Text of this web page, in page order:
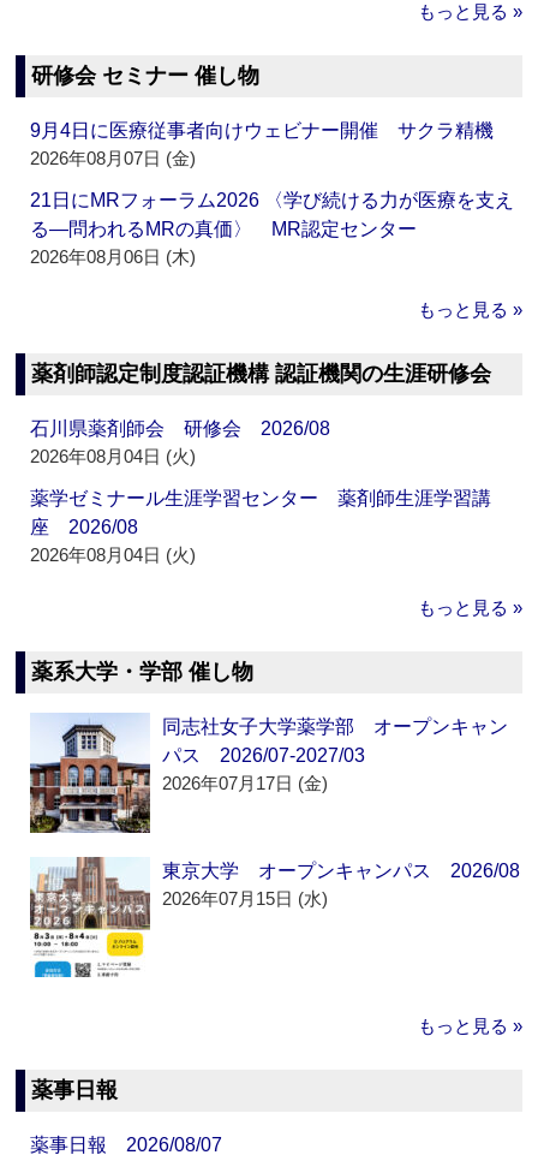
もっと見る »
研修会 セミナー 催し物
9月4日に医療従事者向けウェビナー開催 サクラ精機
2026年08月07日 (金)
21日にMRフォーラム2026 〈学び続ける力が医療を支え
る―問われるMRの真価〉 MR認定センター
2026年08月06日 (木)
もっと見る »
薬剤師認定制度認証機構 認証機関の生涯研修会
石川県薬剤師会 研修会 2026/08
2026年08月04日 (火)
薬学ゼミナール生涯学習センター 薬剤師生涯学習講
座 2026/08
2026年08月04日 (火)
もっと見る »
薬系大学・学部 催し物
同志社女子大学薬学部 オープンキャン
パス 2026/07-2027/03
2026年07月17日 (金)
東京大学 オープンキャンパス 2026/08
2026年07月15日 (水)
もっと見る »
薬事日報
薬事日報 2026/08/07